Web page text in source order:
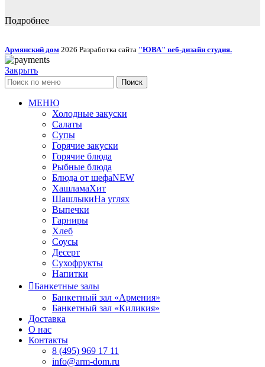
Подробнее
Армянский дом 2026 Разработка сайта "ЮВА" веб-дизайн студия.
Закрыть
Поиск
МЕНЮ
Холодные закуски
Салаты
Супы
Горячие закуски
Горячие блюда
Рыбные блюда
Блюда от шефаNEW
ХашламаХит
ШашлыкиНа углях
Выпечки
Гарниры
Хлеб
Соусы
Десерт
Сухофрукты
Напитки
Банкетные залы
Банкетный зал «Армения»
Банкетный зал «Киликия»
Доставка
О нас
Контакты
8 (495) 969 17 11
info@arm-dom.ru